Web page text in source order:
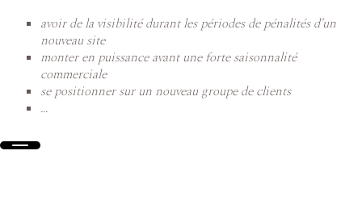
avoir de la visibilité durant les périodes de pénalités d’un
nouveau site
monter en puissance avant une forte saisonnalité
commerciale
se positionner sur un nouveau groupe de clients
...